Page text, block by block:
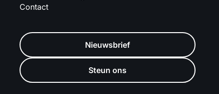
Contact
Nieuwsbrief
Steun ons